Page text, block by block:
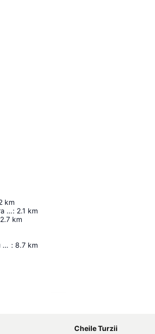
km
Teatrul Național Lucian Blaga - Opera Națională Română: 2.1 km
2.7 km
Aeroportul Internațional Avram Iancu Cluj : 8.7 km
Cheile Turzii